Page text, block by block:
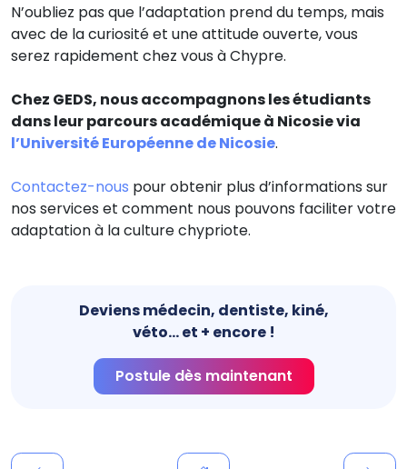
N’oubliez pas que l’adaptation prend du temps, mais
avec de la curiosité et une attitude ouverte, vous
serez rapidement chez vous à Chypre.
Chez GEDS, nous accompagnons les étudiants
dans leur parcours académique à Nicosie via
l’Université Européenne de Nicosie.
Contactez-nous pour obtenir plus d’informations sur
nos services et comment nous pouvons faciliter votre
adaptation à la culture chypriote.
Deviens médecin, dentiste, kiné,
véto... et + encore !
Postule dès maintenant